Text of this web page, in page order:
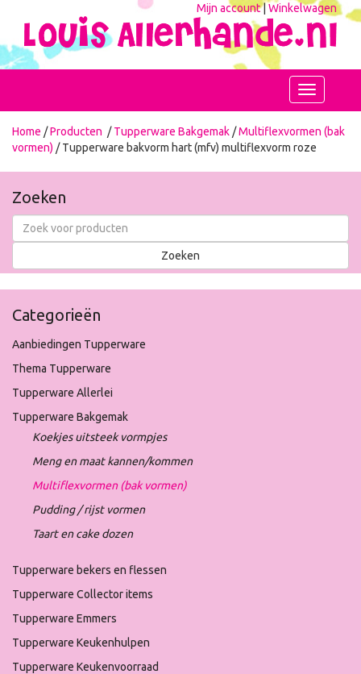
Mijn account|Winkelwagen
Toggle
navigation
Home /Producten /Tupperware Bakgemak /Multiflexvormen (bak
vormen) / Tupperware bakvorm hart (mfv) multiflexvorm roze
Zoeken
Categorieën
Aanbiedingen Tupperware
Thema Tupperware
Tupperware Allerlei
Tupperware Bakgemak
Koekjes uitsteek vormpjes
Meng en maat kannen/kommen
Multiflexvormen (bak vormen)
Pudding / rijst vormen
Taart en cake dozen
Tupperware bekers en flessen
Tupperware Collector items
Tupperware Emmers
Tupperware Keukenhulpen
Tupperware Keukenvoorraad